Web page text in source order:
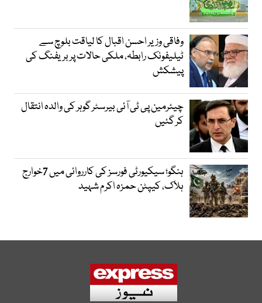
وفاقی وزیر احسن اقبال کا لیاقت بلوچ سے
ٹیلیفونک رابطہ، ملکی حالات پر بریفنگ کی
پیشکش
چیئرمین پی ٹی آئی بیرسٹر گوہر کی والدہ انتقال
کر گئیں
ہنگو؛ سیکیورٹی فورسز کی کارروائی میں 7خوارج
ہلاک، کیپٹن حمزہ اکرم شہید